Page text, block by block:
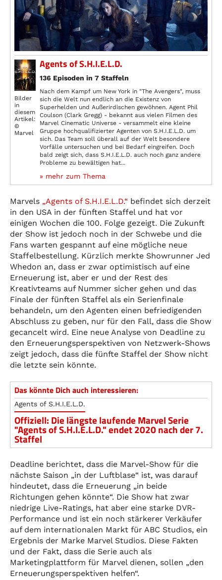
Bilder
in
diesem
Artikel:
©
Marvel
Agents of S.H.I.E.L.D.
136 Episoden in 7 Staffeln
Nach dem Kampf um New York in "The Avengers", muss
sich die Welt nun endlich an die Existenz von
Superhelden und Außerirdischen gewöhnen. Agent Phil
Coulson (Clark Gregg) - bekannt aus vielen Filmen des
Marvel Cinematic Universe - versammelt eine kleine
Gruppe hochqualifizierter Agenten von S.H.I.E.L.D. um
sich. Das Team soll überall auf der Welt besondere
Vorfälle untersuchen und bei Bedarf eingreifen. Doch
bald zeigt sich, dass S.H.I.E.L.D. auch noch ganz andere
Probleme zu bewältigen hat...
» mehr zum Thema
Marvels „Agents of S.H.I.E.L.D.“ befindet sich derzeit
in den USA in der fünften Staffel und hat vor
einigen Wochen die 100. Folge gezeigt. Die Zukunft
der Show ist jedoch noch in der Schwebe und die
Fans warten gespannt auf eine mögliche neue
Staffelbestellung. Kürzlich merkte Showrunner Jed
Whedon an, dass er zwar optimistisch auf eine
Erneuerung ist, aber er und der Rest des
Kreativteams auf Nummer sicher gehen und das
Finale der fünften Staffel als ein Serienfinale
behandeln, um den Agenten einen befriedigenden
Abschluss zu geben, nur für den Fall, dass die Show
gecancelt wird. Eine neue Analyse von Deadline zu
den Erneuerungsperspektiven von Netzwerk-Shows
zeigt jedoch, dass die fünfte Staffel der Show nicht
die letzte sein könnte.
Das könnte Dich auch interessieren:
Agents of S.H.I.E.L.D.
Offiziell: Die längste laufende Marvel Serie
"Agents of S.H.I.E.L.D." endet 2020 nach der 7.
Staffel
Deadline berichtet, dass die Marvel-Show für die
nächste Saison „in der Luftblase“ ist, was darauf
hindeutet, dass die Erneuerung „in beide
Richtungen gehen könnte“. Die Show hat zwar
niedrige Live-Ratings, hat aber eine starke DVR-
Performance und ist ein noch stärkerer Verkäufer
auf dem internationalen Markt für ABC Studios, ein
Ergebnis der Marke Marvel Studios. Diese Fakten
und der Fakt, dass die Serie auch als
Marketingplattform für Marvel dienen, sollen „den
Erneuerungsperspektiven helfen“.